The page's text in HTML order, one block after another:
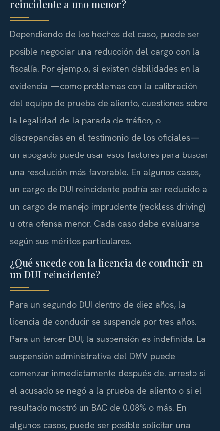
reincidente a uno menor?
Dependiendo de los hechos del caso, puede ser
posible negociar una reducción del cargo con la
fiscalía. Por ejemplo, si existen debilidades en la
evidencia —como problemas con la calibración
del equipo de prueba de aliento, cuestiones sobre
la legalidad de la parada de tráfico, o
discrepancias en el testimonio de los oficiales—
un abogado puede usar esos factores para buscar
una resolución más favorable. En algunos casos,
un cargo de DUI reincidente podría ser reducido a
un cargo de manejo imprudente (reckless driving)
u otra ofensa menor. Cada caso debe evaluarse
según sus méritos particulares.
¿Qué sucede con la licencia de conducir en
un DUI reincidente?
Para un segundo DUI dentro de diez años, la
licencia de conducir se suspende por tres años.
Para un tercer DUI, la suspensión es indefinida. La
suspensión administrativa del DMV puede
comenzar inmediatamente después del arresto si
el acusado se negó a la prueba de aliento o si el
resultado mostró un BAC de 0.08% o más. En
algunos casos, puede ser posible solicitar una